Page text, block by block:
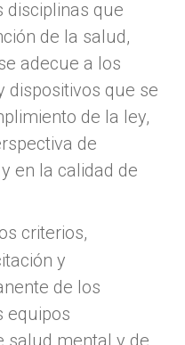
disciplinas que
de la salud,
adecue a los
dispositivos que se
de la ley,
de
en la calidad de
criterios,
y
de los
equipos
salud mental y de